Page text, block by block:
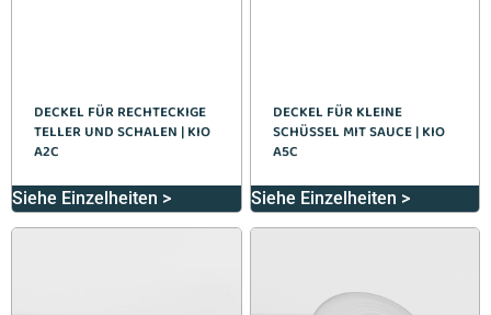
DECKEL FÜR RECHTECKIGE
TELLER UND SCHALEN | KIO
A2C
Siehe Einzelheiten >
DECKEL FÜR KLEINE
SCHÜSSEL MIT SAUCE | KIO
A5C
Siehe Einzelheiten >